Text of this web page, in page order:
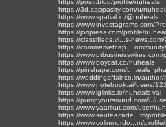
https://postr.blog/profile/nuheals
https://3d.cappasity.com/u/
https://www.spatial.io/@nuheals
https://www.investagrams.com/
https://joripress.com/profile/
https://classifieds.vi...s-
https://
https://
https://www.boycat.co/nuheals
https://pinshape.com/
https://weddingaffair.co.in/author/
https://www.notebook.ai/users/
https://www.iglinks.io/nuheals-vai
https://pumpyoursound.com/u/
https://www.yaarikut.com/user/
https://www.sauteacade...m/
https://www.colinmurdo...m/